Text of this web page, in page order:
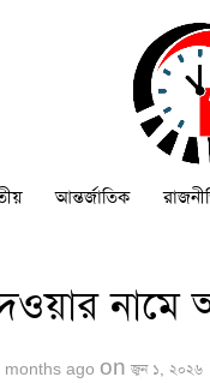
আন্তর্জাতিক
months ago on জুন ১, ২০২৬